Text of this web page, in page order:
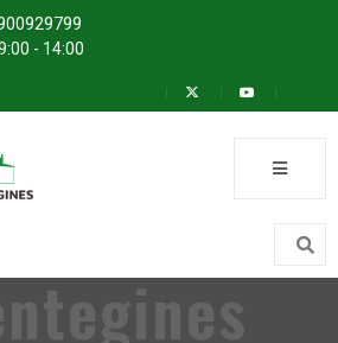
- 14:00